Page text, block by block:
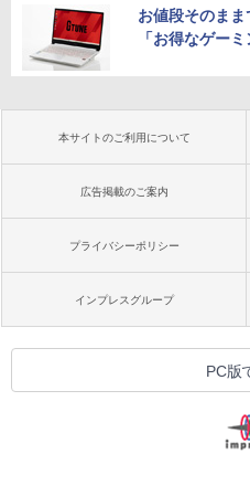
お値段そのま
「お得なゲー
本サイトのご利用について
広告掲載のご案内
プライバシーポリシー
インプレスグループ
PC版